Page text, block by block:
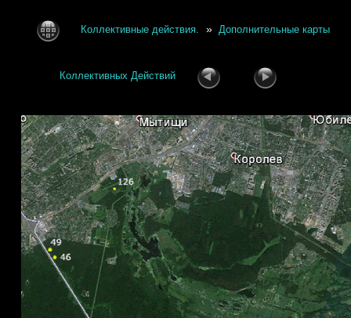
Коллективные действия. » Дополнительные карты
Коллективных Действий